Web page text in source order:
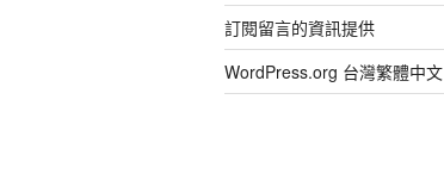
訂閱留言的資訊提供
WordPress.org 台灣繁體中文